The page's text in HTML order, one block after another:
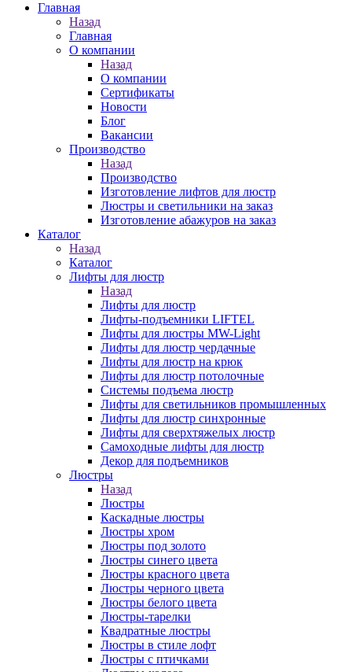
Главная
Назад
Главная
О компании
Назад
О компании
Сертификаты
Новости
Блог
Вакансии
Производство
Назад
Производство
Изготовление лифтов для люстр
Люстры и светильники на заказ
Изготовление абажуров на заказ
Каталог
Назад
Каталог
Лифты для люстр
Назад
Лифты для люстр
Лифты-подъемники LIFTEL
Лифты для люстры MW-Light
Лифты для люстр чердачные
Лифты для люстр на крюк
Лифты для люстр потолочные
Системы подъема люстр
Лифты для светильников промышленных
Лифты для люстр синхронные
Лифты для сверхтяжелых люстр
Самоходные лифты для люстр
Декор для подъемников
Люстры
Назад
Люстры
Каскадные люстры
Люстры хром
Люстры под золото
Люстры синего цвета
Люстры красного цвета
Люстры черного цвета
Люстры белого цвета
Люстры-тарелки
Квадратные люстры
Люстры в стиле лофт
Люстры с птичками